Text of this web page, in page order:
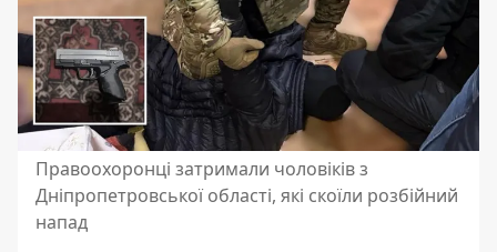
Правоохоронці затримали чоловіків з
Дніпропетровської області, які скоїли розбійний
напад